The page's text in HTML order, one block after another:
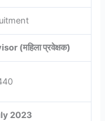
(महिला प्रवेक्षक)
2023